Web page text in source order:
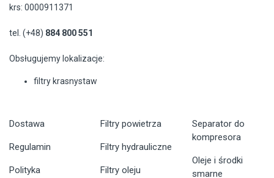
krs: 0000911371
tel. (+48) 884 800 551
Obsługujemy lokalizacje:
filtry krasnystaw
Dostawa
Regulamin
Polityka
Filtry powietrza
Filtry hydrauliczne
Filtry oleju
Separator do
kompresora
Oleje i środki
smarne